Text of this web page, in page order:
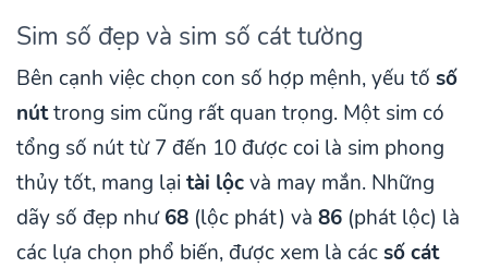
Sim số đẹp và sim số cát tường
Bên cạnh việc chọn con số hợp mệnh, yếu tố số
núttrong sim cũng rất quan trọng. Một sim có
tổng số nút từ 7 đến 10 được coi là sim phong
thủy tốt, mang lại tài lộcvà may mắn. Những
dãy số đẹp như68 (lộc phát) và 86 (phát lộc) là
các lựa chọn phổ biến, được xem là cácsố cát